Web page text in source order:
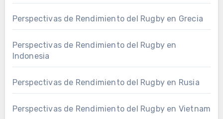
Perspectivas de Rendimiento del Rugby en Grecia
Perspectivas de Rendimiento del Rugby en
Indonesia
Perspectivas de Rendimiento del Rugby en Rusia
Perspectivas de Rendimiento del Rugby en Vietnam